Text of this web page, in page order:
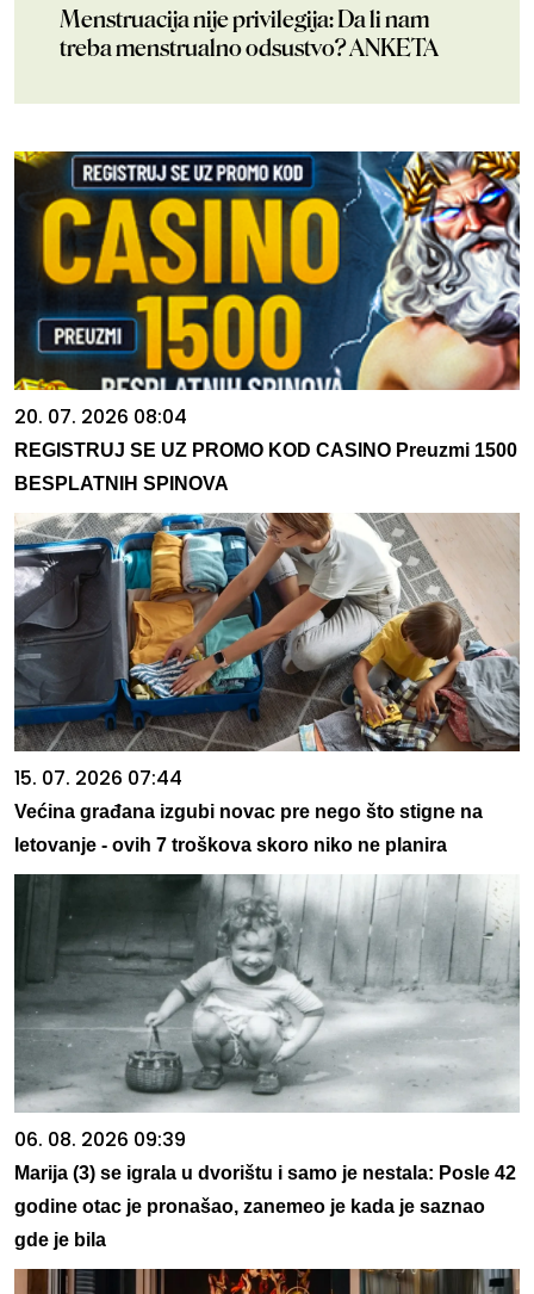
Menstruacija nije privilegija: Da li nam
treba menstrualno odsustvo? ANKETA
20. 07. 2026 08:04
REGISTRUJ SE UZ PROMO KOD CASINO Preuzmi 1500
BESPLATNIH SPINOVA
15. 07. 2026 07:44
Većina građana izgubi novac pre nego što stigne na
letovanje - ovih 7 troškova skoro niko ne planira
06. 08. 2026 09:39
Marija (3) se igrala u dvorištu i samo je nestala: Posle 42
godine otac je pronašao, zanemeo je kada je saznao
gde je bila